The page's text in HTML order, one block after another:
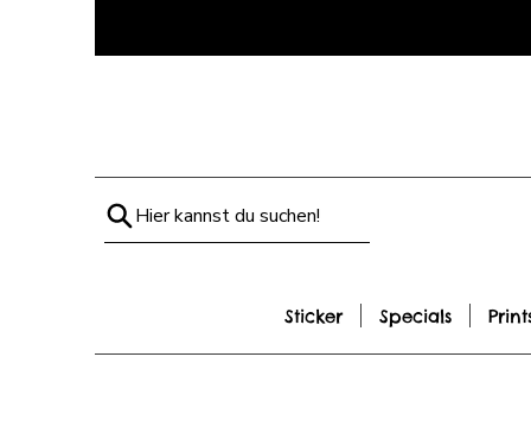
Hier kannst du suchen!
Sticker Specials